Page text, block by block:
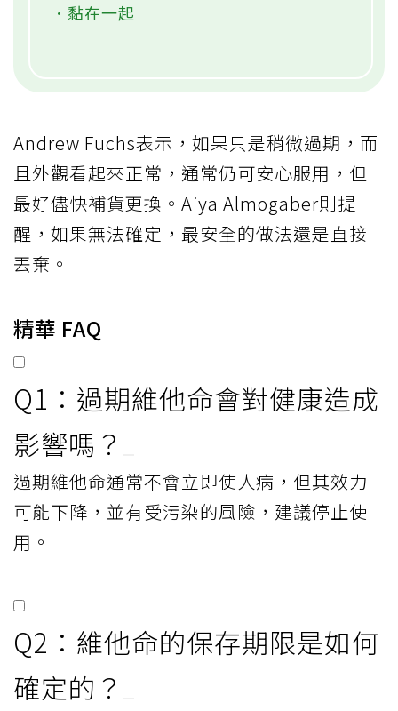
．黏在一起
Andrew Fuchs表示，如果只是稍微過期，而
且外觀看起來正常，通常仍可安心服用，但
最好儘快補貨更換。Aiya Almogaber則提
醒，如果無法確定，最安全的做法還是直接
丟棄。
精華 FAQ
Q1：過期維他命會對健康造成
影響嗎？
過期維他命通常不會立即使人病，但其效力
可能下降，並有受污染的風險，建議停止使
用。
Q2：維他命的保存期限是如何
確定的？